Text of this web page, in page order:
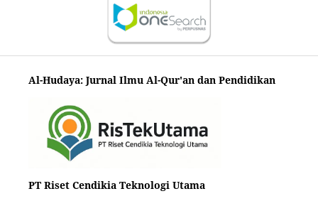
Al-Hudaya: Jurnal Ilmu Al-Qur'an dan Pendidikan
PT Riset Cendikia Teknologi Utama